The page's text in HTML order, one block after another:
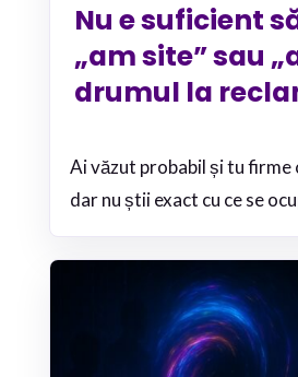
Nu e suficient
„am site” sau
drumul la
Ai văzut probabil și tu firme
dar nu știi exact cu ce se